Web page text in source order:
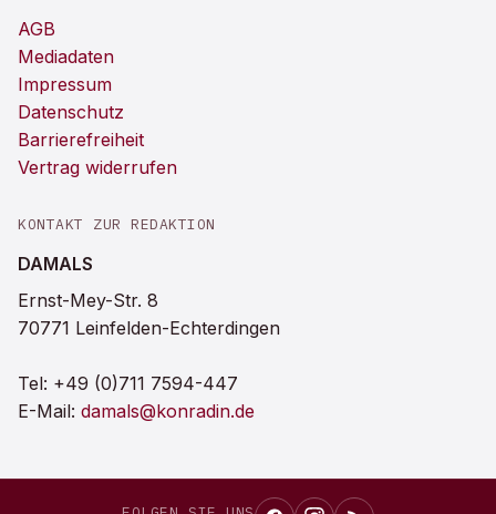
AGB
Mediadaten
Impressum
Datenschutz
Barrierefreiheit
Vertrag widerrufen
KONTAKT ZUR REDAKTION
DAMALS
Ernst-Mey-Str. 8
70771 Leinfelden-Echterdingen
Tel: +49 (0)711 7594-447
E-Mail: damals@konradin.de